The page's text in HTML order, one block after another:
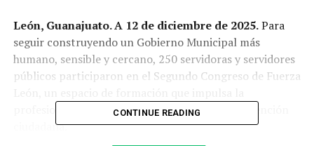
León, Guanajuato. A 12 de diciembre de 2025.Para
seguir construyendo un Gobierno Municipal más
humano, sensible y cercano, 250 servidoras y servidores
públicos participaron en el Segundo Congreso de Fuerza
profesionalización y la mejora continua en la atención
ciudadana.
CONTINUE READING